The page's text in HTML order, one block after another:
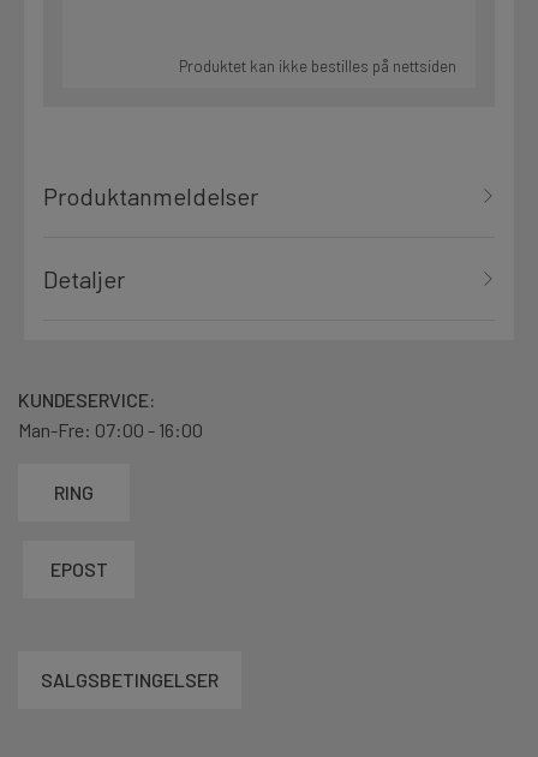
Produktet kan ikke bestilles på nettsiden
Produktanmeldelser
Detaljer
KUNDESERVICE:
Man-Fre: 07:00 - 16:00
RING
EPOST
SALGSBETINGELSER